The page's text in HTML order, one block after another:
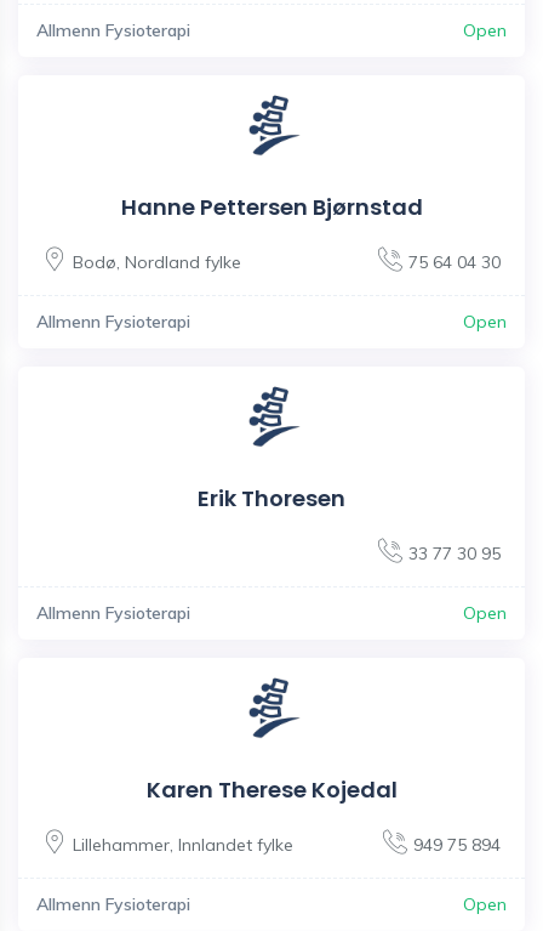
Allmenn Fysioterapi Open
Hanne Pettersen Bjørnstad
Bodø Nordland fylke 75 64 04 30
Allmenn Fysioterapi Open
Erik Thoresen
33 77 30 95
Allmenn Fysioterapi Open
Karen Therese Kojedal
Lillehammer Innlandet fylke 949 75 894
Allmenn Fysioterapi Open